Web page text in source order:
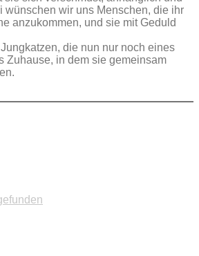
wünschen wir uns Menschen, die ihr
anzukommen, und sie mit Geduld
die nun nur noch eines
Zuhause, in dem sie gemeinsam